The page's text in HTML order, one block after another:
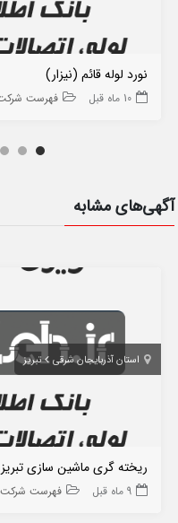
نورد لوله قائم (نیزار)
10 ماه قبل فهرست
آگهی‌های مشابه
استان آذربایجان شرقی تبریز
ریخته گری ماشین سازی تبریز
9 ماه قبل فهرست شرکت